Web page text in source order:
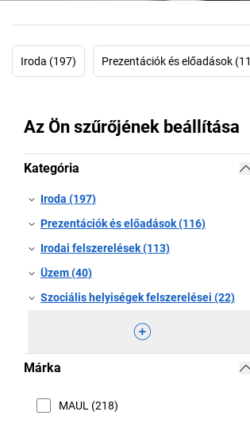
Iroda (197) Prezentációk és előadások
Az Ön szűrőjének beállítása
Kategória
Iroda (197)
Prezentációk és előadások (116)
Irodai felszerelések (113)
Üzem (40)
Szociális helyiségek felszerelései (22)
Márka
MAUL (218)